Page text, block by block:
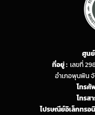
ศูน
ที่อยู่ : เลขที่
อำเภอพุนพิน
โทรศั
โทรส
ไปรษณีย์อิเล็กทรอ